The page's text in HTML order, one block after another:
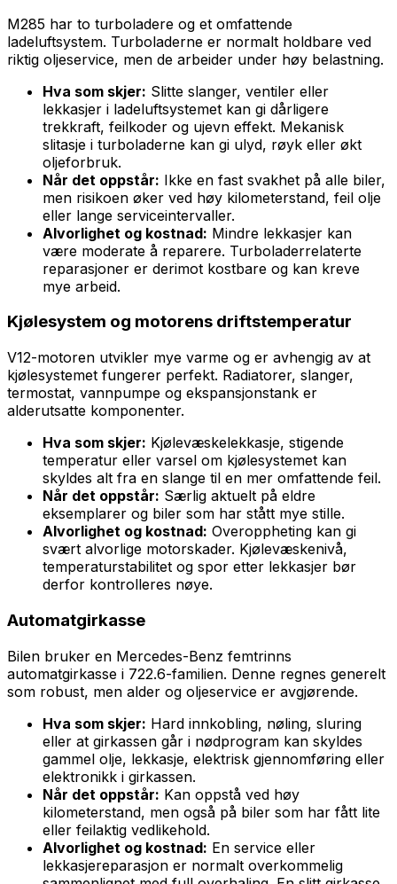
M285 har to turboladere og et omfattende
ladeluftsystem. Turboladerne er normalt holdbare ved
riktig oljeservice, men de arbeider under høy belastning.
Hva som skjer: Slitte slanger, ventiler eller
lekkasjer i ladeluftsystemet kan gi dårligere
trekkraft, feilkoder og ujevn effekt. Mekanisk
slitasje i turboladerne kan gi ulyd, røyk eller økt
oljeforbruk.
Når det oppstår: Ikke en fast svakhet på alle biler,
men risikoen øker ved høy kilometerstand, feil olje
eller lange serviceintervaller.
Alvorlighet og kostnad: Mindre lekkasjer kan
være moderate å reparere. Turboladerrelaterte
reparasjoner er derimot kostbare og kan kreve
mye arbeid.
Kjølesystem og motorens driftstemperatur
V12-motoren utvikler mye varme og er avhengig av at
kjølesystemet fungerer perfekt. Radiatorer, slanger,
termostat, vannpumpe og ekspansjonstank er
alderutsatte komponenter.
Hva som skjer: Kjølevæskelekkasje, stigende
temperatur eller varsel om kjølesystemet kan
skyldes alt fra en slange til en mer omfattende feil.
Når det oppstår: Særlig aktuelt på eldre
eksemplarer og biler som har stått mye stille.
Alvorlighet og kostnad: Overoppheting kan gi
svært alvorlige motorskader. Kjølevæskenivå,
temperaturstabilitet og spor etter lekkasjer bør
derfor kontrolleres nøye.
Automatgirkasse
Bilen bruker en Mercedes-Benz femtrinns
automatgirkasse i 722.6-familien. Denne regnes generelt
som robust, men alder og oljeservice er avgjørende.
Hva som skjer: Hard innkobling, nøling, sluring
eller at girkassen går i nødprogram kan skyldes
gammel olje, lekkasje, elektrisk gjennomføring eller
elektronikk i girkassen.
Når det oppstår: Kan oppstå ved høy
kilometerstand, men også på biler som har fått lite
eller feilaktig vedlikehold.
Alvorlighet og kostnad: En service eller
lekkasjereparasjon er normalt overkommelig